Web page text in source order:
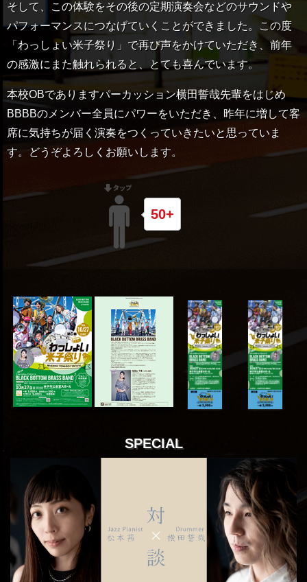
そして、この体験をその後の定期演奏会などのサウンドや
パフォーマンスにつなげていくことができました。この度
「わっしょい米子祭り」で再び声をかけていただき、前年
の感激にまた触れられると、とても喜んでいます。
本校OBでありますパーカッション横田誓哉先輩をはじめ
BBBBのメンバー全員にパワーをいただき、昨年に増して客
席に気持ちが届く演奏をつくっていきたいと思っていま
す。どうぞよろしくお願いします。
50+
SPECIAL